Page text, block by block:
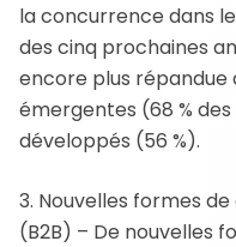
la concurrence dans
des cinq prochaines
encore plus répandue
émergentes (68 %
développés (56 %).
3. Nouvelles formes
(B2B) – De nouvelles